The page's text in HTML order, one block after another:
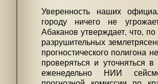
Уверенность наших
городу ничего не
Абаканов утверждает, что,
разрушительных
прогностического полигона
проверяться и уточняться
еженедельно НИИ